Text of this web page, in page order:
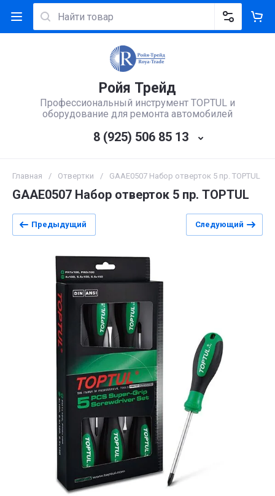
Ройя Трейд
Профессиональный инструмент TOPTUL и
оборудование для ремонта автомобилей
8 (925) 506 85 13
Главная / Отвертки / GAAE0507 Набор отверток 5 пр. TOPTUL
GAAE0507 Набор отверток 5 пр. TOPTUL
Предыдущий Следующий